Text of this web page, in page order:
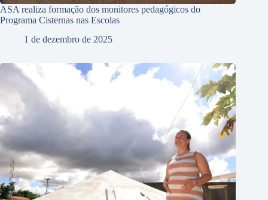
ASA realiza formação dos monitores pedagógicos do
Programa Cisternas nas Escolas
1 de dezembro de 2025